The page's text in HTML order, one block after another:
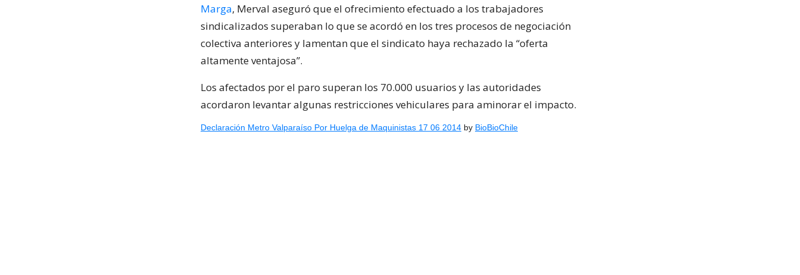
Marga, Merval aseguró que el ofrecimiento efectuado a los trabajadores
sindicalizados superaban lo que se acordó en los tres procesos de negociación
colectiva anteriores y lamentan que el sindicato haya rechazado la “oferta
altamente ventajosa”.
Los afectados por el paro superan los 70.000 usuarios y las autoridades
acordaron levantar algunas restricciones vehiculares para aminorar el impacto.
Declaración Metro Valparaíso Por Huelga de Maquinistas 17 06 2014 by BioBioChile